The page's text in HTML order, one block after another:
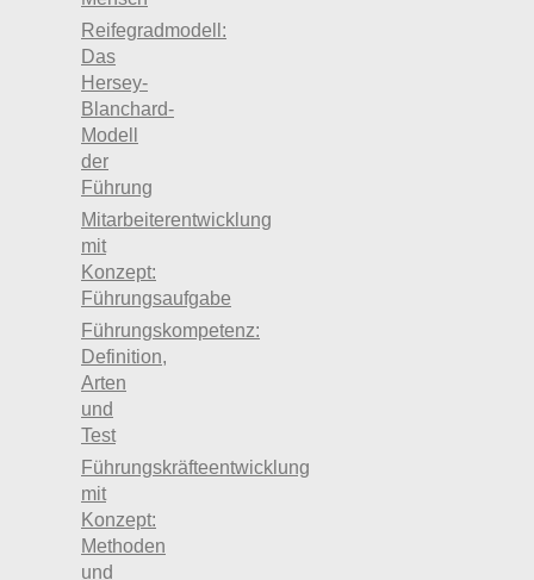
Reifegradmodell:
Das
Hersey-
Blanchard-
Modell
der
Führung
Mitarbeiterentwicklung
mit
Konzept:
Führungsaufgabe
Führungskompetenz:
Definition,
Arten
und
Test
Führungskräfteentwicklung
mit
Konzept:
Methoden
und